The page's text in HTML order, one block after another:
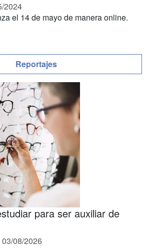
2024
el 14 de mayo de manera online.
Reportajes
para ser auxiliar de
03/08/2026